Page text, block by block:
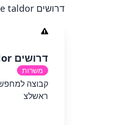
דרושים one taldor - דף קבוצה
דרושים one taldor
משרות
קבוצה
ראשלצ